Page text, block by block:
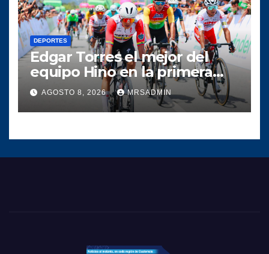
DEPORTES
Edgar Torres el mejor del
equipo Hino en la primera
etapa de la Vuelta a
Colombia 2026
AGOSTO 8, 2026 MRSADMIN